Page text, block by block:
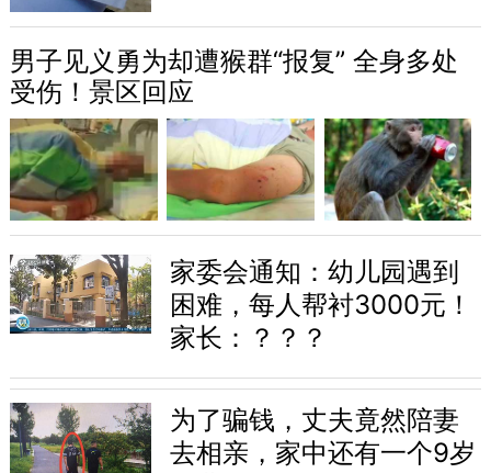
男子见义勇为却遭猴群“报复” 全身多处
受伤！景区回应
家委会通知：幼儿园遇到
困难，每人帮衬3000元！
家长：？？？
为了骗钱，丈夫竟然陪妻
去相亲，家中还有一个9岁